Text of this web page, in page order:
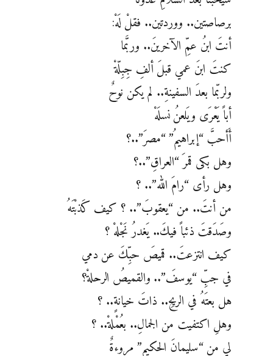
برصاصتين.. ووردتين.. فقلْ لَهْ:
أنتَ ابنُ عمِّ الآخرينَ.. وربَّما
كنتَ ابنَ عمي قبلَ ألفِ جِبِلّةْ
ولربّما بعدَ السفينةِ.. لم يكن نوحٌ
أباً يَعْرَى ويَلعنُ نسلَهْ
أَأحبَّ “إبراهيمُ” “مصرَ”..؟
وهل بكى قمرَ “العراقِ”..؟
وهل رأى “رامَ الله”.. ؟
من أنتَ.. من “يعقوبَ”.. ؟ كيف كَذبْتَهُ
وصَدَقتَ ذئباً فيكَ.. يَغدرُ نَجْلهْ ؟
كيف انتزعتَ.. قميصَ حبِّكَ عن دمي
في جبِّ “يوسفَ”.. والقميصُ الرحلةْ؟
هل بعتَهُ في الريحِ.. ذاتَ خيانةٍ.. ؟
وهلِ اكتفيت من الجمالِ.. بعُمْلةْ.. ؟
لي من “سليمانَ الحكيمِ” مروءةٌ